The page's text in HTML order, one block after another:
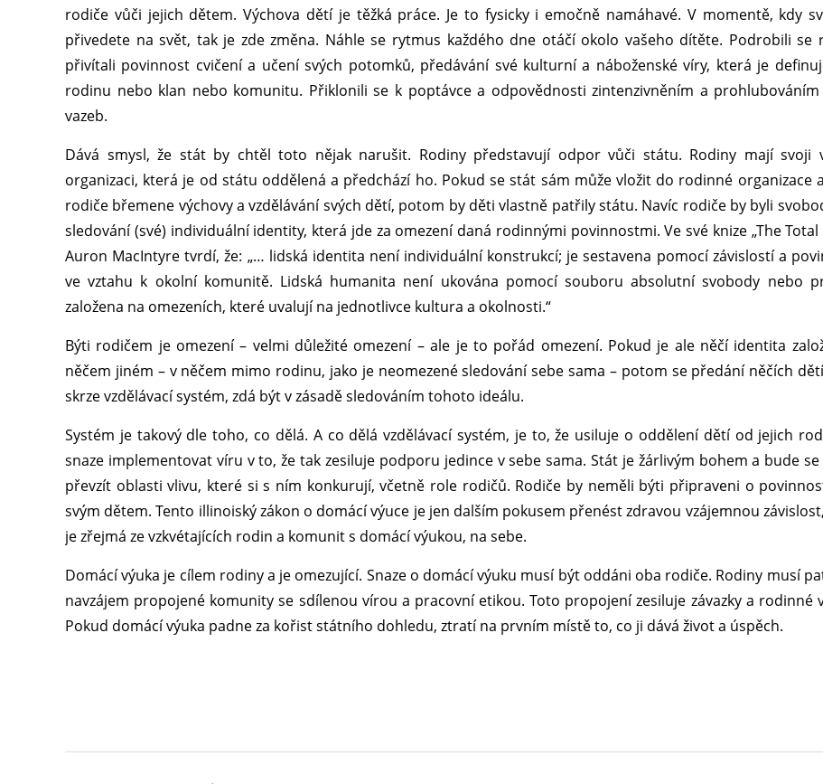
rodiče vůči jejich dětem. Výchova dětí je těžká práce. Je to fysicky i emočně namáhavé. V momentě, kdy
přivedete na svět, tak je zde změna. Náhle se rytmus každého dne otáčí okolo vašeho dítěte. Podrobili se
přivítali povinnost cvičení a učení svých potomků, předávání své kulturní a náboženské víry, která je
rodinu nebo klan nebo komunitu. Přiklonili se k poptávce a odpovědnosti zintenzivněním a prohlubováním
vazeb.
Dává smysl, že stát by chtěl toto nějak narušit. Rodiny představují odpor vůči státu. Rodiny mají svoji
organizaci, která je od státu oddělená a předchází ho. Pokud se stát sám může vložit do rodinné organizace
rodiče břemene výchovy a vzdělávání svých dětí, potom by děti vlastně patřily státu. Navíc rodiče by byli
sledování (své) individuální identity, která jde za omezení daná rodinnými povinnostmi. Ve své knize „The Total
Auron MacIntyre tvrdí, že: „… lidská identita není individuální konstrukcí; je sestavena pomocí závislostí a
ve vztahu k okolní komunitě. Lidská humanita není ukována pomocí souboru absolutní svobody nebo
založena na omezeních, které uvalují na jednotlivce kultura a okolnosti.“
Býti rodičem je omezení – velmi důležité omezení – ale je to pořád omezení. Pokud je ale něčí identita
něčem jiném – v něčem mimo rodinu, jako je neomezené sledování sebe sama – potom se předání něčích
skrze vzdělávací systém, zdá být v zásadě sledováním tohoto ideálu.
Systém je takový dle toho, co dělá. A co dělá vzdělávací systém, je to, že usiluje o oddělení dětí od jejich
snaze implementovat víru v to, že tak zesiluje podporu jedince v sebe sama. Stát je žárlivým bohem a bude
převzít oblasti vlivu, které si s ním konkurují, včetně role rodičů. Rodiče by neměli býti připraveni o
svým dětem. Tento illinoiský zákon o domácí výuce je jen dalším pokusem přenést zdravou vzájemnou
je zřejmá ze vzkvétajících rodin a komunit s domácí výukou, na sebe.
Domácí výuka je cílem rodiny a je omezující. Snaze o domácí výuku musí být oddáni oba rodiče. Rodiny musí
navzájem propojené komunity se sdílenou vírou a pracovní etikou. Toto propojení zesiluje závazky a rodinné
Pokud domácí výuka padne za kořist státního dohledu, ztratí na prvním místě to, co ji dává život a úspěch.